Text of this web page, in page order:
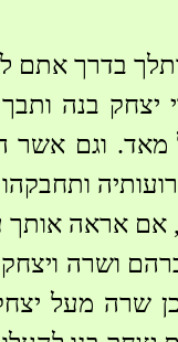
בדרך אתם
בנה ותבך
מאד. וגם אשר
אראה אותך
ושרה
שרה מעל